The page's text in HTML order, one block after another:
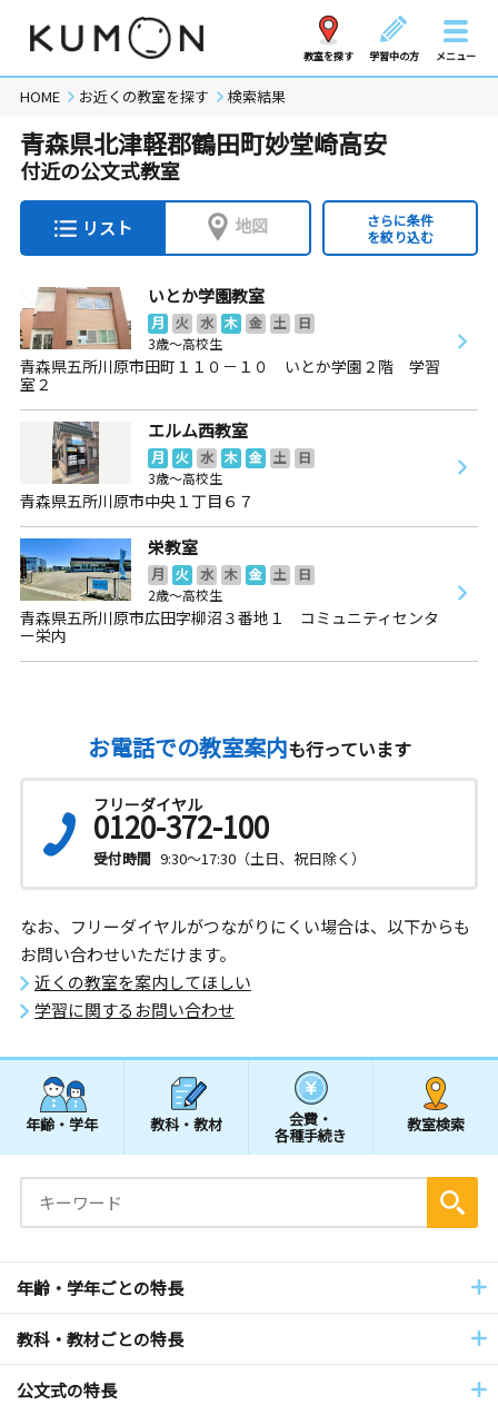
教室を探す 学習中の方 メニュー
HOME お近くの教室を探す 検索結果
青森県北津軽郡鶴田町妙堂崎高安
付近の公文式教室
リスト 地図
さらに条件
を絞り込む
いとか学園教室
月 火 水 木 金 土
日
3歳～高校生
青森県五所川原市田町１１０－１０ いとか学園２階 学習
室２
エルム西教室
月 火 水 木 金 土
日
3歳～高校生
青森県五所川原市中央１丁目６７
栄教室
月 火 水 木 金 土
日
2歳～高校生
青森県五所川原市広田字柳沼３番地１ コミュニティセンタ
ー栄内
お電話での教室案内も行っています
フリーダイヤル
0120-372-100
受付時間 9:30～17:30（土日、祝日除く）
なお、フリーダイヤルがつながりにくい場合は、以下からも
お問い合わせいただけます。
近くの教室を案内してほしい
学習に関するお問い合わせ
年齢・学年 教科・教材 会費・
各種手続き
教室検索
年齢・学年ごとの特長
教科・教材ごとの特長
公文式の特長